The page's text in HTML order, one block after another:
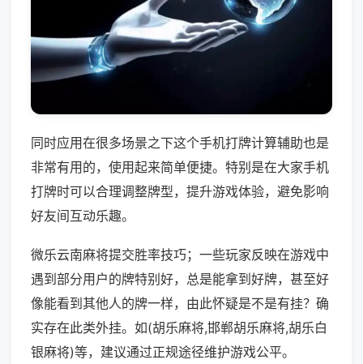
同时应用在很多场景之下这个手机打牌计算辅助也是
非常有用的，使用起来简单便捷。特别是在大家手机
打牌时可以合理调整牌型，提升游戏体验，避免影响
好友间互动乐趣。
微乐云南麻将提交胜率技巧；一些玩家反映在游戏中
遇到部分用户的牌特别好，总是能拿到好牌，甚至好
像能看到其他人的牌一样，由此怀疑是不是有挂？确
实存在此类外挂。如(胡乐麻将,邯郸胡乐麻将,胡乐白
银麻将)等，建议通过正规途径维护游戏公平。